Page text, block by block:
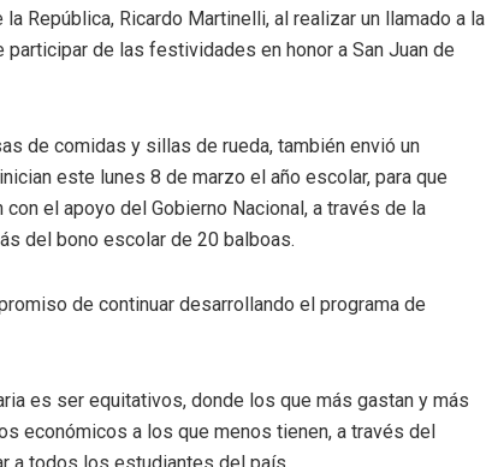
República, Ricardo Martinelli, al realizar un llamado a la
de las festividades en honor a San Juan de
de comidas y sillas de rueda, también envió un
este lunes 8 de marzo el año escolar, para que
el apoyo del Gobierno Nacional, a través de la
del bono escolar de 20 balboas.
de continuar desarrollando el programa de
es ser equitativos, donde los que más gastan y más
económicos a los que menos tienen, a través del